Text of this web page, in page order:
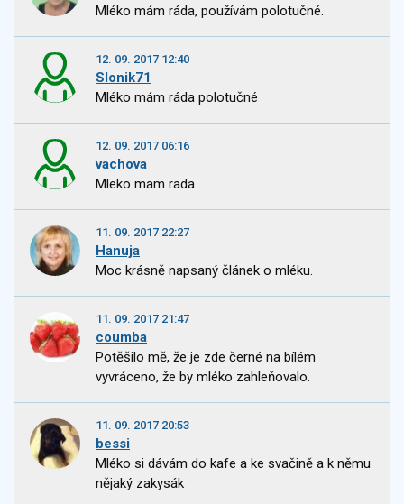
Mléko mám ráda, používám polotučné.
12. 09. 2017 12:40
Slonik71
Mléko mám ráda polotučné
12. 09. 2017 06:16
vachova
Mleko mam rada
11. 09. 2017 22:27
Hanuja
Moc krásně napsaný článek o mléku.
11. 09. 2017 21:47
coumba
Potěšilo mě, že je zde černé na bílém
vyvráceno, že by mléko zahleňovalo.
11. 09. 2017 20:53
bessi
Mléko si dávám do kafe a ke svačině a k němu
nějaký zakysák